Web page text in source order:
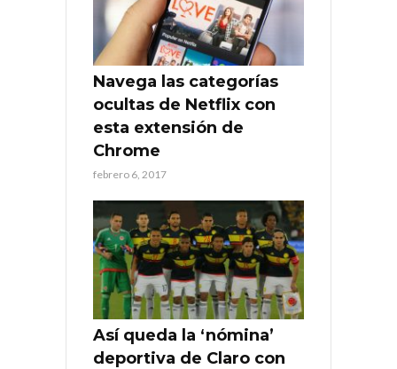
Navega las categorías
ocultas de Netflix con
esta extensión de
Chrome
febrero 6, 2017
Así queda la ‘nómina’
deportiva de Claro con